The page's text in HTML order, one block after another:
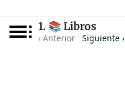
1. 📚 Libros
‹ Anterior Siguiente ›